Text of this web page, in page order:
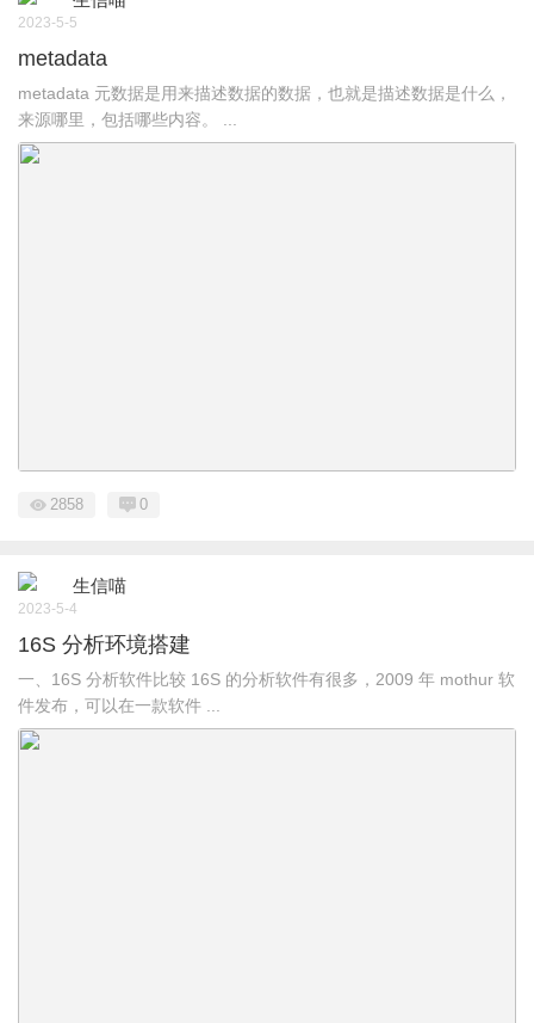
2023-5-5
metadata
metadata 元数据是用来描述数据的数据，也就是描述数据是什么，
来源哪里，包括哪些内容。 ...
2858 0
生信喵
2023-5-4
16S 分析环境搭建
一、16S 分析软件比较 16S 的分析软件有很多，2009 年 mothur 软
件发布，可以在一款软件 ...